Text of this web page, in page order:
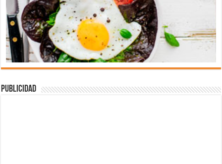
Publicidad